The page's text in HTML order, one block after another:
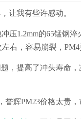
让我有些许感动。
压1.2mm的65锰钢
右，容易崩裂，
，提高了冲头寿命
辉PM23价格太贵